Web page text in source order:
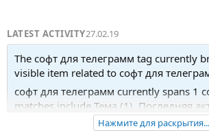
LATEST ACTIVITY27.02.19
The софт для телеграмм tag currently
visible item related to софт для
софт для телеграмм currently spans 1
matches include Тема (1). Последняя
27.02.19 в 01:12. Нажмите для раскрытия...